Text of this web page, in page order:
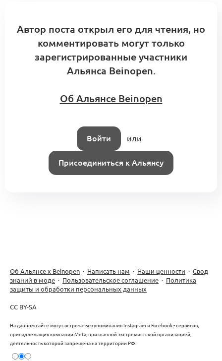
Автор поста открыл его для чтения, но
комментировать могут только
зарегистрированные участники
Альянса Beinopen.
Об Альянсе Beinopen
Войти или
Присоединиться к Альянсу
Об Альянсе х Beinopen · Написать нам · Наши ценности · Свод
знаний в моде · Пользовательское соглашение · Политика
защиты и обработки персональных данных
CC BY-SA
На данном сайте могут встречаться упоминания Instagram и Facebook - сервисов,
принадлежащих компании Meta, признанной экстремистской организацией,
деятельность которой запрещена на территории РФ.